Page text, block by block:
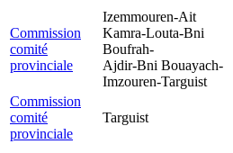
Commission
comité
provinciale
Izemmouren-Ait
Kamra-Louta-Bni
Boufrah-
Ajdir-Bni Bouayach-
Imzouren-Targuist
Commission
comité
provinciale
Targuist